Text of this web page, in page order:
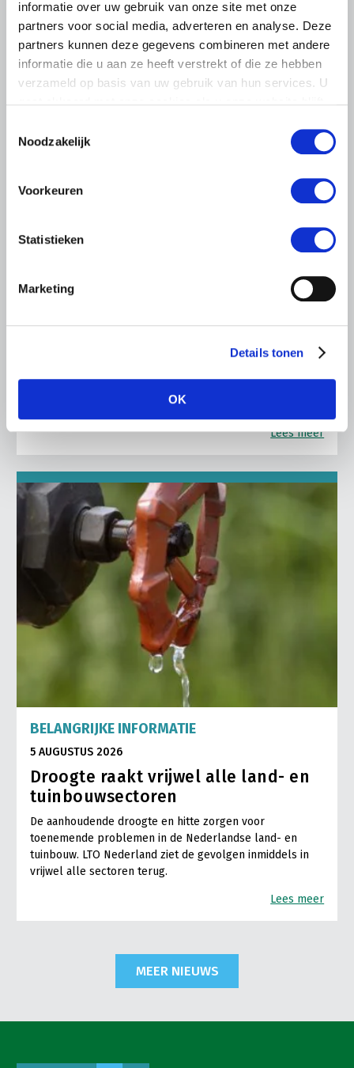
informatie over uw gebruik van onze site met onze
partners voor social media, adverteren en analyse. Deze
partners kunnen deze gegevens combineren met andere
informatie die u aan ze heeft verstrekt of die ze hebben
verzameld op basis van uw gebruik van hun services. U
Noodzakelijk
Voorkeuren
Statistieken
Marketing
Details tonen
OK
6 AUGUSTUS 2026
multifunctionele landbouw
De nieuwe directeur van LTO Nederland, Coen van
zorgtuinderij Tuin de Es in Haaren (NB).
Lees meer
BELANGRIJKE INFORMATIE
5 AUGUSTUS 2026
Droogte raakt vrijwel alle land- en
tuinbouwsectoren
De aanhoudende droogte en hitte zorgen voor
toenemende problemen in de Nederlandse land- en
tuinbouw. LTO Nederland ziet de gevolgen inmiddels in
vrijwel alle sectoren terug.
Lees meer
MEER NIEUWS